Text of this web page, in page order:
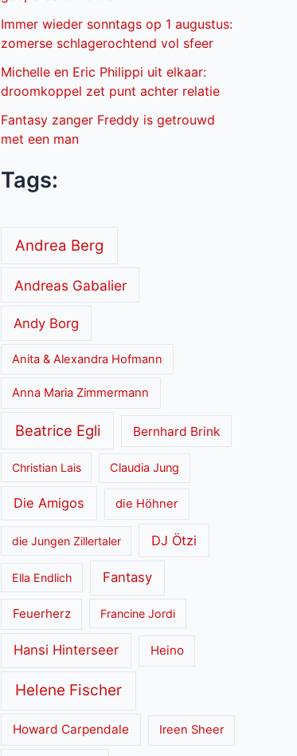
Immer wieder sonntags op 1 augustus:
zomerse schlagerochtend vol sfeer
Michelle en Eric Philippi uit elkaar:
droomkoppel zet punt achter relatie
Fantasy zanger Freddy is getrouwd
met een man
Tags:
Andrea Berg
Andreas Gabalier
Andy Borg
Anita & Alexandra Hofmann
Anna Maria Zimmermann
Beatrice Egli Bernhard Brink
Christian Lais Claudia Jung
Die Amigos die Höhner
die Jungen Zillertaler DJ Ötzi
Ella Endlich Fantasy
Feuerherz Francine Jordi
Hansi Hinterseer Heino
Helene Fischer
Howard Carpendale Ireen Sheer